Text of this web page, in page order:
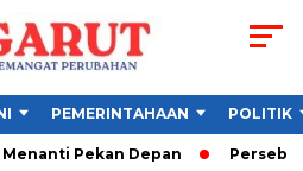
PEMERINTAHAAN POLITIK
Pekan Depan